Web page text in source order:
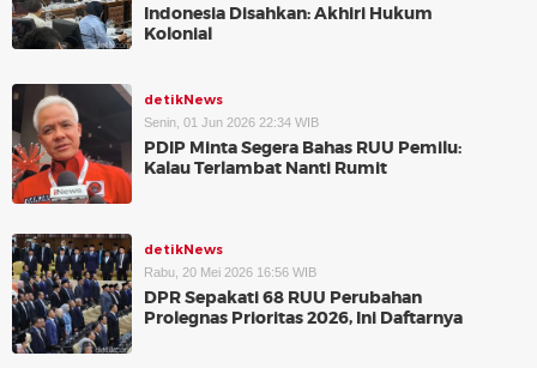
Indonesia Disahkan: Akhiri Hukum
Kolonial
detikNews
Senin, 01 Jun 2026 22:34 WIB
PDIP Minta Segera Bahas RUU Pemilu:
Kalau Terlambat Nanti Rumit
detikNews
Rabu, 20 Mei 2026 16:56 WIB
DPR Sepakati 68 RUU Perubahan
Prolegnas Prioritas 2026, Ini Daftarnya